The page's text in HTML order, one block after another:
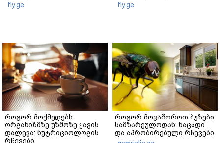
fly.ge
fly.ge
როგორ მოქმედებს
ორგანიზმზე უზმოზე ყავის
დალევა: ნუტრიციოლოგის
რჩევები
როგორ მოვაშოროთ ბუზები
სამზარეულოდან: ნაცადი
და აპრობირებული რჩევები